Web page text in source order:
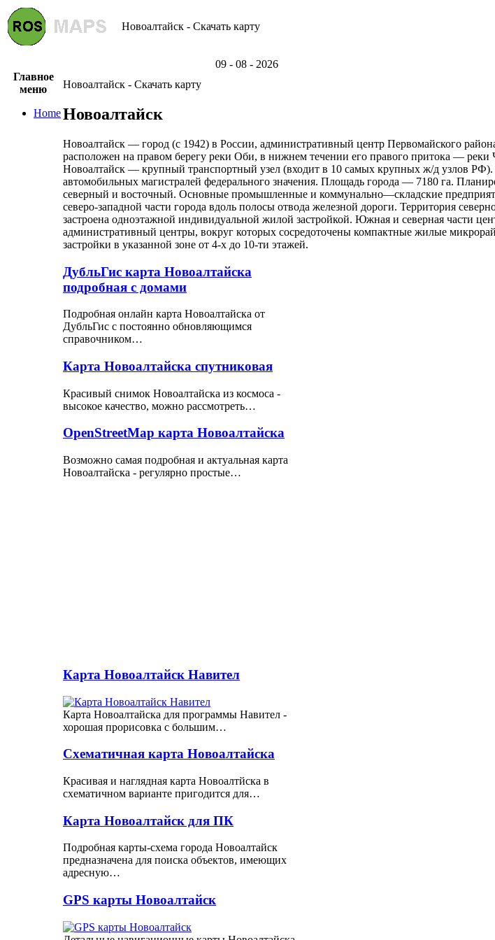
Новоалтайск - Скачать карту
09 - 08 - 2026
Главное
меню
Home
Новоалтайск - Скачать карту
Новоалтайск
Новоалтайск — город (с 1942) в России, административный центр Первомайского
расположен на правом берегу реки Оби, в нижнем течении его правого притока — реки
Новоалтайск — крупный транспортный узел (входит в 10 самых крупных ж/д узлов РФ).
автомобильных магистралей федерального значения. Площадь города — 7180 га.
северный и восточный. Основные промышленные и коммунально—складские
северо-западной части города вдоль полосы отвода железной дороги. Территория
застроена одноэтажной индивидуальной жилой застройкой. Южная и северная части
административный центры, вокруг которых сосредоточены компактные жилые
застройки в указанной зоне от 4-х до 10-ти этажей.
ДубльГис карта Новоалтайска
подробная с домами
Подробная онлайн карта Новоалтайска от
ДубльГис с постоянно обновляющимся
справочником…
Карта Новоалтайска спутниковая
Красивый снимок Новоалтайска из космоса -
высокое качество, можно рассмотреть…
OpenStreetMap карта Новоалтайска
Возможно самая подробная и актуальная карта
Новоалтайска - регулярно простые…
Карта Новоалтайск Навител
Карта Новоалтайска для программы Навител -
хорошая прорисовка с большим…
Схематичная карта Новоалтайска
Красивая и наглядная карта Новоалтйска в
схематичном варианте пригодится для…
Карта Новоалтайск для ПК
Подробная карты-схема города Новоалтайск
предназначена для поиска объектов, имеющих
адресную…
GPS карты Новоалтайск